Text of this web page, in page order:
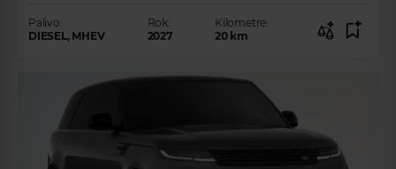
Palivo:
DIESEL, MHEV
Rok:
2027
Kilometre:
20 km